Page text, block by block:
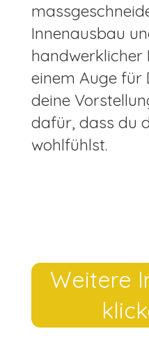
Innenausbau
handwerklicher
einem Auge für
deine
dafür, dass du
wohlfühlst.
Weitere